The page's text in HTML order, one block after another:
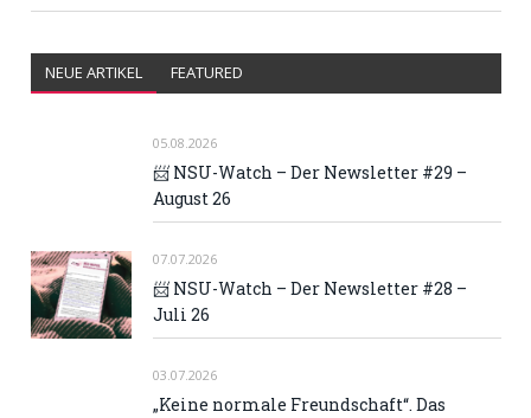
NEUE ARTIKEL FEATURED
05.08.2026
📨 NSU-Watch – Der Newsletter #29 –
August 26
07.07.2026
📨 NSU-Watch – Der Newsletter #28 –
Juli 26
03.07.2026
„Keine normale Freundschaft“. Das